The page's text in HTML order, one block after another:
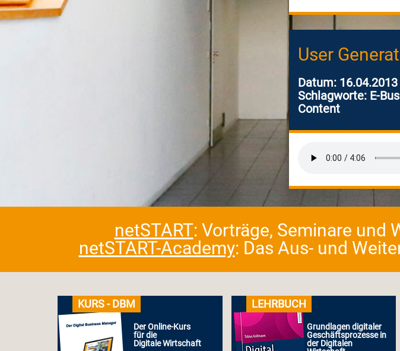
User
Datum: 16.04.2013
Schlagworte: E-
Content
netSTART: Vorträge, Seminare und
netSTART-Academy: Das Aus- und
KURS - DBM
Der Online-Kurs
für die
Digitale Wirtschaft
LEHRBUCH
Grundlagen digitaler
Geschäftsprozesse in
der Digitalen